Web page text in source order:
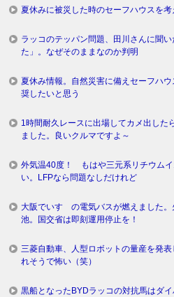
夏休みに被災した時のセーフハウスを考
ラッコのテッパン問題、田川さんに聞
た」。なぜそのままなのか判明
夏休み情報。自然災害に備えセーフハ
奨したいと思う
1時間耐久レースに出場してカメ出した
ました。良いクルマですよ～
外気温40度！ もはや三元系リチウム
い。LFPなら問題なしだけれど
大阪でいすゞの電気バスが燃えました
池。国交省は即刻運用停止を！
三菱自動車、人型ロボットの量産を発
れそうで怖い（笑）
黒船となったBYDラッコの対抗馬はダ